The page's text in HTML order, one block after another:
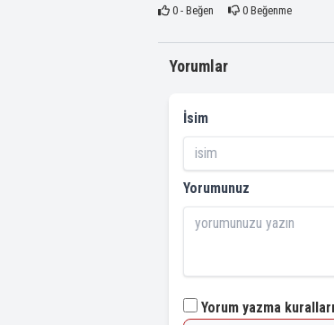
0- Beğen 0Beğenme
Yorumlar
İsim
Yorumunuz
Yorum yazma